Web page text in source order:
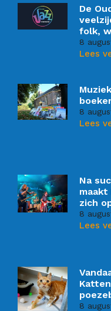
De
folk,
8
Lees
8
Lees
Na
zich
8
Lees
8